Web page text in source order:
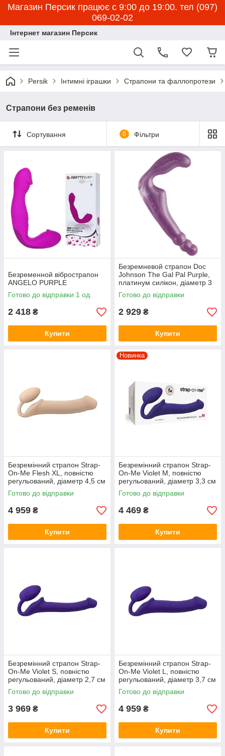
Магазин Персик працює с 9:00 до 19:00. тел (097)
069-02-02
Інтернет магазин Персик
Persik Інтимні іграшки Страпони та фаллопротези
Страпони без ременів
Сортування 0 Фільтри
Безременной вібрострапон
ANGELO PURPLE
Готово до відправки 1 од.
2 418 ₴
Купити
Безремневой страпон Doc
Johnson The Gal Pal Purple,
платинум силікон, діаметр 3
см
Готово до відправки
2 929 ₴
Купити
Безремінний страпон Strap-
On-Me Flesh XL, повністю
регульований, діаметр 4,5 см
Готово до відправки
4 959 ₴
Купити
Новинка
Безремінний страпон Strap-
On-Me Violet M, повністю
регульований, діаметр 3,3 см
Готово до відправки
4 469 ₴
Купити
Безремінний страпон Strap-
On-Me Violet S, повністю
регульований, діаметр 2,7 см
Готово до відправки
3 969 ₴
Купити
Безремінний страпон Strap-
On-Me Violet L, повністю
регульований, діаметр 3,7 см
Готово до відправки
4 959 ₴
Купити